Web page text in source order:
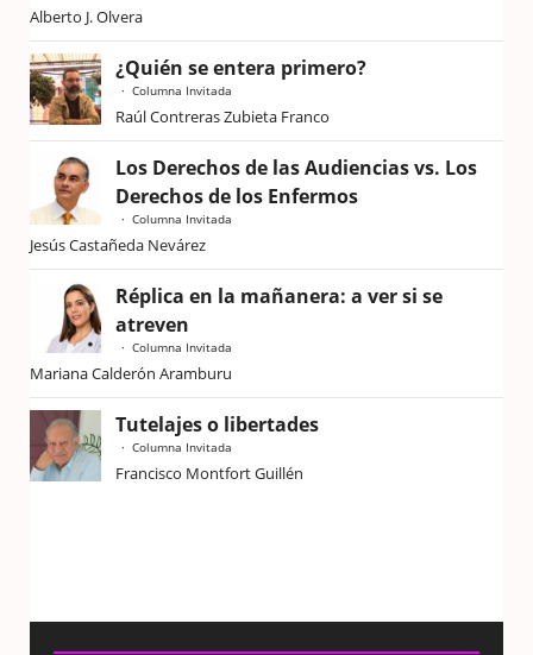
Alberto J. Olvera
¿Quién se entera primero?
Columna Invitada
Raúl Contreras Zubieta Franco
Los Derechos de las Audiencias vs. Los
Derechos de los Enfermos
Columna Invitada
Jesús Castañeda Nevárez
Réplica en la mañanera: a ver si se
atreven
Columna Invitada
Mariana Calderón Aramburu
Tutelajes o libertades
Columna Invitada
Francisco Montfort Guillén